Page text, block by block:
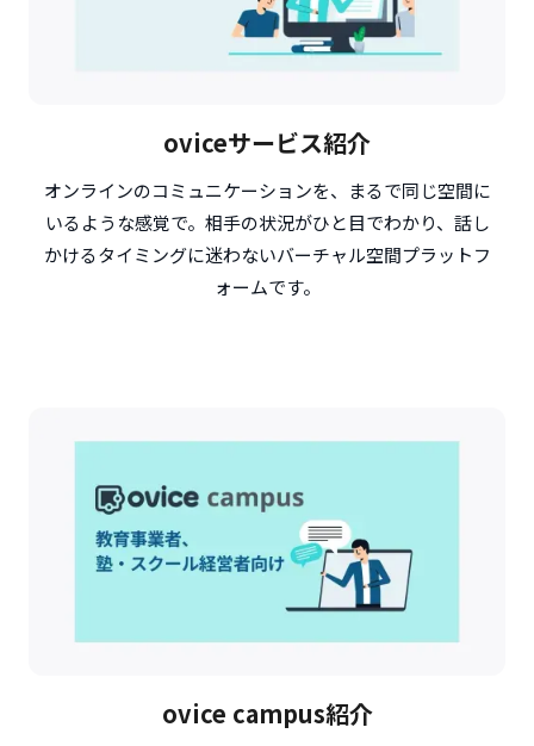
oviceサービス紹介
オンラインのコミュニケーションを、まるで同じ空間に
いるような感覚で。相手の状況がひと目でわかり、話し
かけるタイミングに迷わないバーチャル空間プラットフ
ォームです。
ovice campus紹介